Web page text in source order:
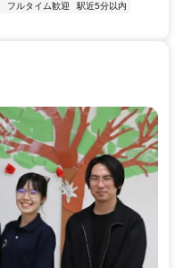
フルタイム歓迎
駅近5分以内